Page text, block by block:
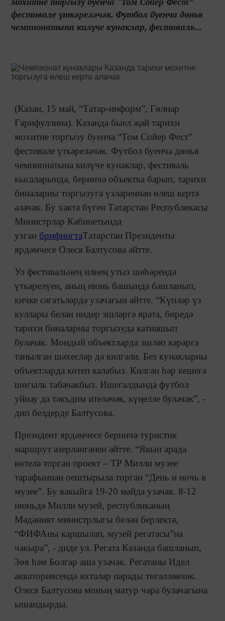
фестивале үткәреләчәк. Футбол буенча дөнья
чемпионатына килүче кунаклар, фестиваль...
(Казан, 15 май, “Татар-информ”, Гөлнар
Гарифуллина). Казанда быел җәй тарихи
мохитне торгызу буенча “Том Сойер Фест”
фестивале үткәреләчәк. Футбол буенча дөнья
чемпионатына килүче кунаклар, фестиваль
кысаларында, берничә объектка барып, тарихи
биналарны торгызуга үзләреннән өлеш кертә
алачак. Бу хакта бүген Татарстан Республикасы
Министрлар Кабинетында
узган брифингтаТатарстан Президенты
ярдәмчесе Олеся Балтусова әйтте.
Ул фестивальнең илнең утыз шәһәрендә
үткәрелүен, аның июнь башында башланып,
кичке сәгатьләрдә узачагын әйтте. “Күпләр үз
куллары белән нидер эшләргә ярата, биредә
тарихи биналарны торгызуда катнашып
булачак. Мондый объектларда эшләп карарга
танылган шәхесләр дә килгәли. Без кунакларны
объектларда көтеп калабыз. Килгән һәр кешегә
шөгыль табачакбыз. Ишегалдында футбол
уйнау да тәкъдим ителәчәк, күңелле булачак”, -
дип белдерде Балтусова.
Президент ярдәмчесе берничә туристик
маршрут әзерләнгәнен әйтте. “Якын арада
көтелә торган проект – ТР Милли музее
тарафыннан оештырыла торган “День и ночь в
музее”. Бу вакыйга 19-20 майда узачак. 8-12
июньдә Милли музей, республиканың
Мәдәният министрлыгы белән берлектә,
“ФИФАны каршылап, музей регатасы”на
чакыра”, - диде ул. Регата Казанда башланып,
Зөя һәм Болгар аша узачак. Регатаны Идел
акваториясендә яхталар парады төгәлләячәк.
Олеся Балтусова моның матур чара булачагына
ышандырды.